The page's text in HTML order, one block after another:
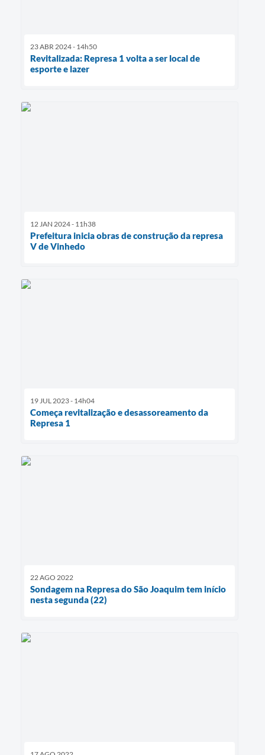
23 ABR 2024 - 14h50
Revitalizada: Represa 1 volta a ser local de
esporte e lazer
12 JAN 2024 - 11h38
Prefeitura inicia obras de construção da represa
V de Vinhedo
19 JUL 2023 - 14h04
Começa revitalização e desassoreamento da
Represa 1
22 AGO 2022
Sondagem na Represa do São Joaquim tem início
nesta segunda (22)